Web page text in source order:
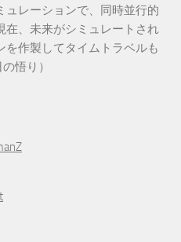
ュレーションで、同時並行的
在、未来がシミュレートされ
を作製してタイムトラベルも
悟り）